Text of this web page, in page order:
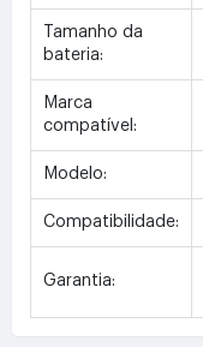
Tamanho da
bateria:
Marca
compatível:
Modelo:
Compatibilidade:
Garantia: